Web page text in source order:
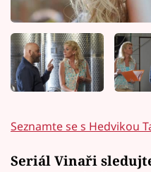
Seznamte se s Hedvikou
Seriál Vinaři